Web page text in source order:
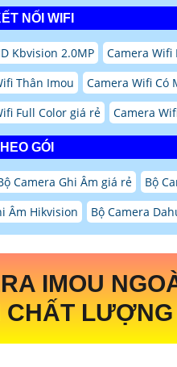
NỐI WIFI
Kbvision 2.0MP Camera Wifi
Thân Imou
Camera Wifi Có
Full Color giá rẻ
Camera
GÓI
Camera Ghi Âm giá rẻ
Bộ
Âm Hikvision
Bộ Camera
IMOU
CHẤT